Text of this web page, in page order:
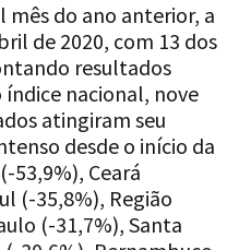
mês do ano anterior, a
de 2020, com 13 dos
resultados
índice nacional, nove
atingiram seu
desde o início da
53,9%), Ceará
(-35,8%), Região
(-31,7%), Santa